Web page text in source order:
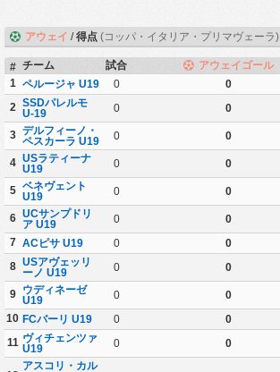
アウェイ /得点 (コッパ・イタリア・プリマヴェーラ)
# チーム 試合 アウェイゴール
1 ペルージャ U19 0 0
2
SSDパレルモ
U-19
0 0
3
デルフィーノ・
ペスカーラ U19
0 0
4
USラティーナ
U19
0 0
5
ベネヴェント
U19
0 0
6
UCサンプドリ
ア U19
0 0
7 ACピサ U19 0 0
8
USアヴェッリ
ーノ U19
0 0
9
ウディネーゼ
U19
0 0
10 FCバーリ U19 0 0
11 ヴィチェンツァ
U19
0 0
アスコリ・カル